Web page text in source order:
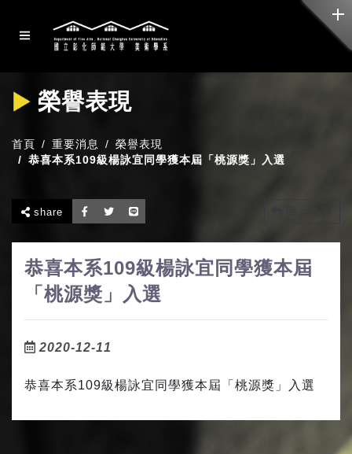
榮譽表現
首頁 重要消息
榮譽表現
恭喜本系109級楊詠宜同學獲本屆「桃源獎」入選
share
恭喜本系109級楊詠宜同學獲本屆
「桃源獎」入選
2020-12-11
恭喜本系109級楊詠宜同學獲本屆「桃源獎」入選